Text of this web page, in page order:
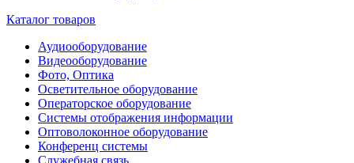
Каталог товаров
Аудиооборудование
Видеооборудование
Фото, Оптика
Осветительное оборудование
Операторское оборудование
Системы отображения информации
Оптоволоконное оборудование
Конференц системы
Служебная связь